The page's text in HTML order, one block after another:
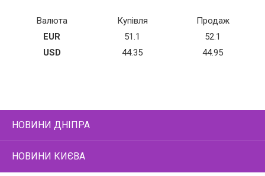
Валюта Купівля
Продаж
EUR
51.1
52.1
USD
44.35 44.95
НОВИНИ ДНІПРА
НОВИНИ КИЄВА